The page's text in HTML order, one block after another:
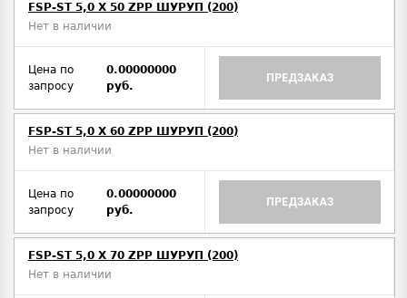
FSP-ST 5,0 X 50 ZPP ШУРУП (200)
Нет в наличии
Цена по
запросу
0.00000000
руб.
ПРЕДЗАКАЗ
FSP-ST 5,0 X 60 ZPP ШУРУП (200)
Нет в наличии
Цена по
запросу
0.00000000
руб.
ПРЕДЗАКАЗ
FSP-ST 5,0 X 70 ZPP ШУРУП (200)
Нет в наличии